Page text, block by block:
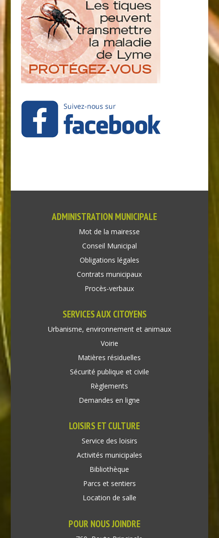
ADMINISTRATION MUNICIPALE
Mot de la mairesse
Conseil Municipal
Obligations légales
Contrats municipaux
Procès-verbaux
SERVICES AUX CITOYENS
Urbanisme, environnement et animaux
Voirie
Matières résiduelles
Sécurité publique et civile
Règlements
Demandes en ligne
LOISIRS ET CULTURE
Service des loisirs
Activités municipales
Bibliothèque
Parcs et sentiers
Location de salle
POUR NOUS JOINDRE